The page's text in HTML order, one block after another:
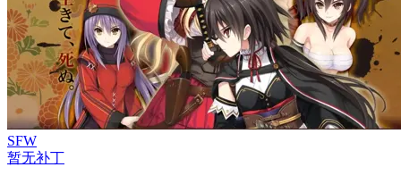
SFW
暂无补丁